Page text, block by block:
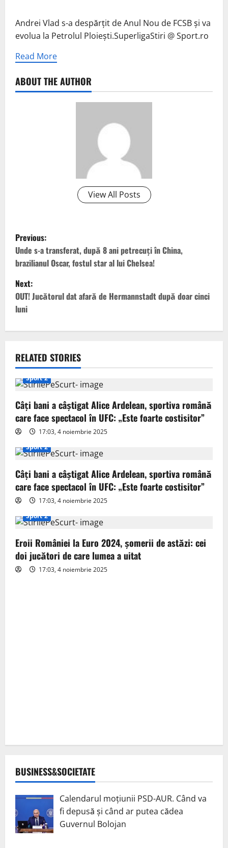
Andrei Vlad s-a despărțit de Anul Nou de FCSB și va
evolua la Petrolul Ploiești.SuperligaStiri @ Sport.ro
Read More
ABOUT THE AUTHOR
View All Posts
P
o
s
t
n
v
i
g
a
t
i
o
n
Previous:
Unde s-a transferat, după 8 ani petrecuți în China,
brazilianul Oscar, fostul star al lui Chelsea!
Next:
OUT! Jucătorul dat afară de Hermannstadt după doar cinci
luni
RELATED STORIES
Sport 2
Câți bani a câștigat Alice Ardelean, sportiva română
care face spectacol în UFC: „Este foarte costisitor”
17:03, 4 noiembrie 2025
Sport 2
Câți bani a câștigat Alice Ardelean, sportiva română
care face spectacol în UFC: „Este foarte costisitor”
17:03, 4 noiembrie 2025
Sport 2
Eroii României la Euro 2024, șomerii de astăzi: cei
doi jucători de care lumea a uitat
17:03, 4 noiembrie 2025
BUSINESS&SOCIETATE
Calendarul moțiunii PSD-AUR. Când va
fi depusă și când ar putea cădea
Guvernul Bolojan